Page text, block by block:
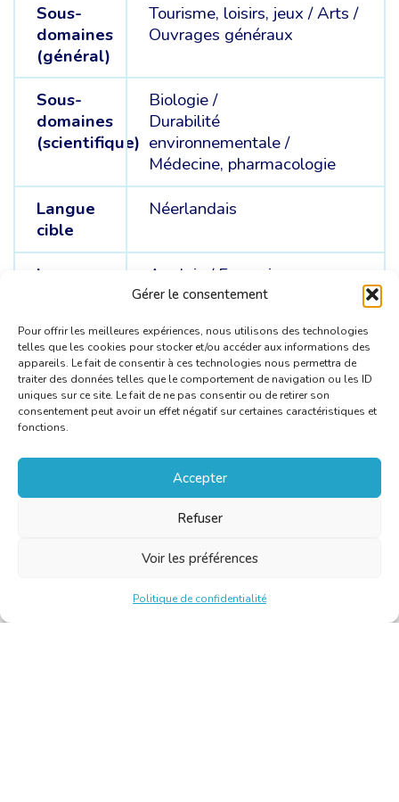
Gérer le consentement
Pour offrir les meilleures expériences, nous utilisons des technologies
telles que les cookies pour stocker et/ou accéder aux informations des
appareils. Le fait de consentir à ces technologies nous permettra de
traiter des données telles que le comportement de navigation ou les ID
uniques sur ce site. Le fait de ne pas consentir ou de retirer son
consentement peut avoir un effet négatif sur certaines caractéristiques et
fonctions.
Accepter
Refuser
Voir les préférences
Politique de confidentialité
Sous-
domaines
(général)
Tourisme, loisirs, jeux /Arts /
Ouvrages généraux
Sous-
domaines
(scientifique)
Biologie /
Durabilité
environnementale /
Médecine, pharmacologie
Langue
cible
Néerlandais
Langue
Anglais / Français